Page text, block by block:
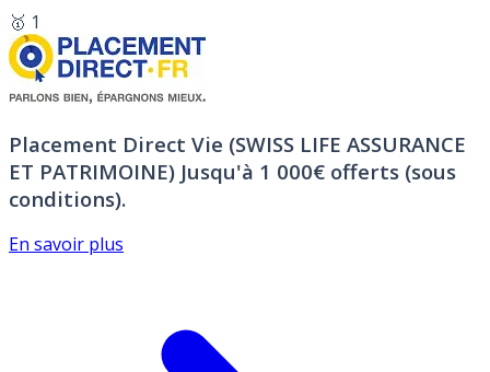
🥇 1
Placement Direct Vie (SWISS LIFE ASSURANCE
ET PATRIMOINE) Jusqu'à 1 000€ offerts (sous
conditions).
En savoir plus